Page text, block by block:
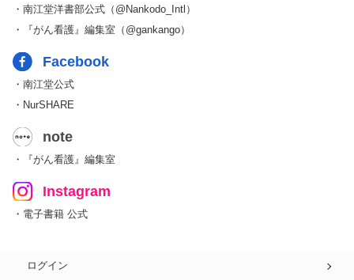
・南江堂洋書部公式（@Nankodo_Intl）
・『がん看護』編集室（@gankango）
Facebook
・南江堂公式
・NurSHARE
note
・『がん看護』編集室
Instagram
・電子書籍 公式
ログイン